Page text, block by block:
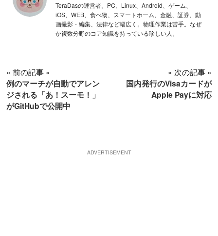
TeraDasの運営者。PC、Linux、Android、ゲーム、
iOS、WEB、食べ物、スマートホーム、金融、証券、動
画撮影・編集、法律など幅広く。物理作業は苦手。なぜ
か複数分野のコア知識を持っている珍しい人。
« 前の記事 «
例のマーチが自動でアレン
ジされる「あ！スーモ！」
がGitHubで公開中
» 次の記事 »
国内発行のVisaカードが
Apple Payに対応